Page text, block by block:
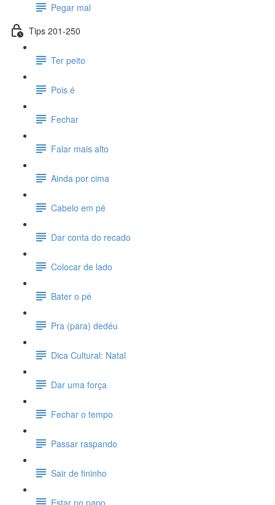
Pegar mal
Tips 201-250
Ter peito
Pois é
Fechar
Falar mais alto
Ainda por cima
Cabelo em pé
Dar conta do recado
Colocar de lado
Bater o pé
Pra (para) dedéu
Dica Cultural: Natal
Dar uma força
Fechar o tempo
Passar raspando
Sair de fininho
Estar no papo